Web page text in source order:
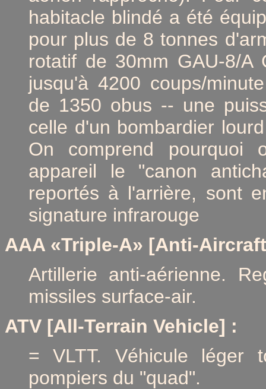
habitacle blindé a été
pour plus de 8 tonnes
rotatif de 30mm GAU-8/A
jusqu'à 4200 coups/
de 1350 obus -- une
celle d'un bombardier
On comprend pourquoi
appareil le "canon
reportés à l'arrière, sont
signature infrarouge
AAA «Triple-A» [Anti-
Artillerie anti-aérienne.
missiles surface-air.
ATV [All-Terrain Vehicle] :
= VLTT. Véhicule léger
pompiers du "quad".